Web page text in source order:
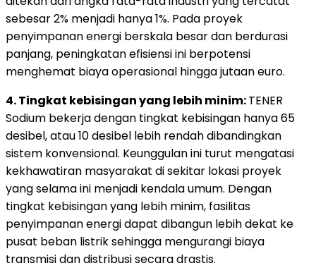
sebesar 2% menjadi hanya 1%. Pada proyek
penyimpanan energi berskala besar dan berdurasi
panjang, peningkatan efisiensi ini berpotensi
menghemat biaya operasional hingga jutaan euro.
4. Tingkat kebisingan yang lebih minim:TENER
Sodium bekerja dengan tingkat kebisingan hanya 65
desibel, atau 10 desibel lebih rendah dibandingkan
sistem konvensional. Keunggulan ini turut mengatasi
kekhawatiran masyarakat di sekitar lokasi proyek
yang selama ini menjadi kendala umum. Dengan
tingkat kebisingan yang lebih minim, fasilitas
penyimpanan energi dapat dibangun lebih dekat ke
pusat beban listrik sehingga mengurangi biaya
transmisi dan distribusi secara drastis.